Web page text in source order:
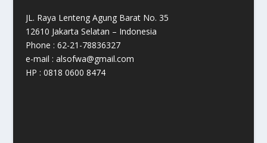
JL. Raya Lenteng Agung Barat No. 35
12610 Jakarta Selatan – Indonesia
Phone : 62-21-78836327
e-mail : alsofwa@gmail.com
HP : 0818 0600 8474